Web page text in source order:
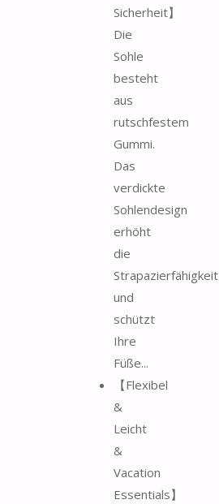
Sicherheit】
Die
Sohle
besteht
aus
rutschfestem
Gummi.
Das
verdickte
Sohlendesign
erhöht
die
Strapazierfähigkeit
und
schützt
Ihre
Füße...
【Flexibel
&
Leicht
&
Vacation
Essentials】